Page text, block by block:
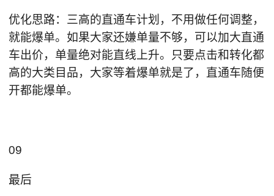
优化思路：三高的直通车计划，不用做任何调整，
就能爆单。如果大家还嫌单量不够，可以加大直通
车出价，单量绝对能直线上升。只要点击和转化都
高的大类目品，大家等着爆单就是了，直通车随便
开都能爆单。
09
最后